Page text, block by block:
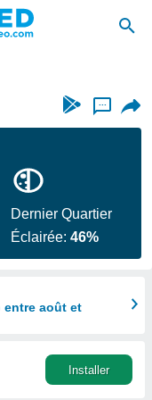
...
Dernier Quartier
Éclairée:46%
entre août et
Installer